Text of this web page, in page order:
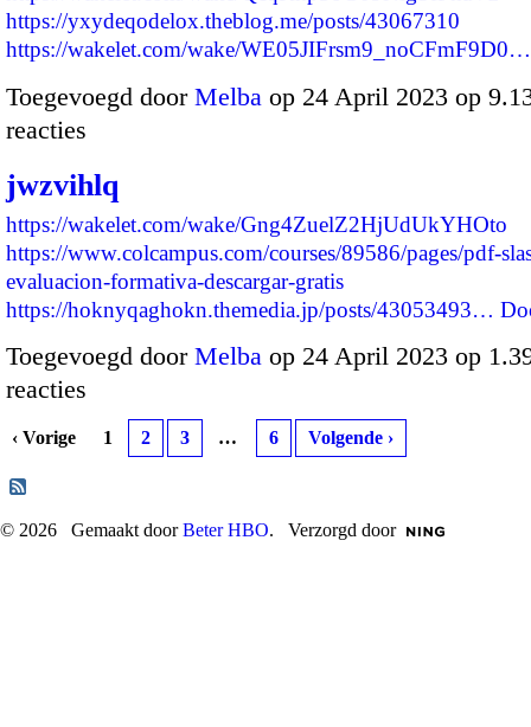
https://yxydeqodelox.theblog.me/posts/43067310
https://wakelet.com/wake/WE05JIFrsm9_noCFmF9D0…
Toegevoegd door Melba op 24 April 2023 op
reacties
jwzvihlq
https://wakelet.com/wake/Gng4ZuelZ2HjUdUkYHOto
https://www.colcampus.com/courses/89586/pages/pdf-
evaluacion-formativa-descargar-gratis
https://hoknyqaghokn.themedia.jp/posts/43053493…
Toegevoegd door Melba op 24 April 2023 op
reacties
‹ Vorige 1 2 3 … 6 Volgende ›
© 2026 Gemaakt doorBeter HBO. Verzorgd door